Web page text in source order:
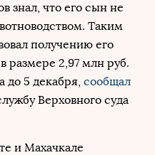
знал, что его сын не
Таким
получению его
размере 2,97 млн руб.
до 5 декабря, сообщал
Верховного суда
и Махачкале